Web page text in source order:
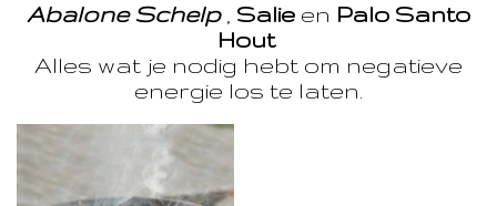
Abalone Schelp, Salie en Palo Santo
Hout
Alles wat je nodig hebt om negatieve
energie los te laten.